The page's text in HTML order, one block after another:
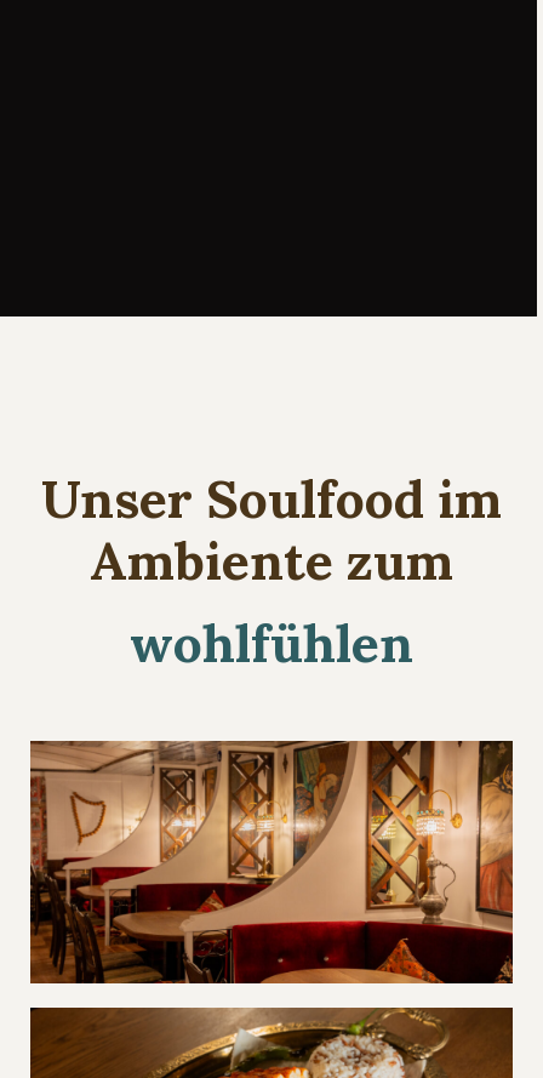
Unser Soulfood im
Ambiente zum
wohlfühlen